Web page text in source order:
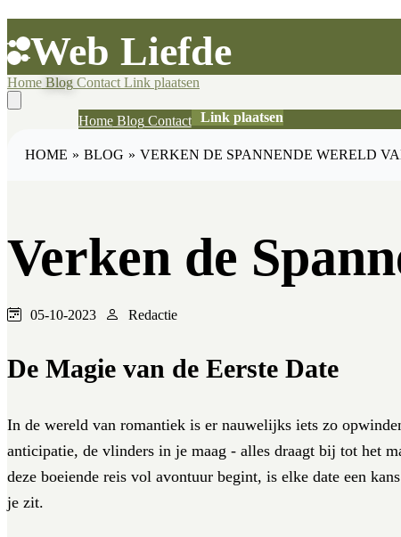
Web Liefde
Home Blog Contact Link plaatsen
HomeBlogContact Link plaatsen
HOME » BLOG » VERKEN DE SPANNENDE WERELD
Verken de
05-10-2023 Redactie
De Magie van de Eerste Date
In de wereld van romantiek is er nauwelijks iets zo
anticipatie, de vlinders in je maag - alles draagt bij tot het
deze boeiende reis vol avontuur begint, is elke date een
je zit.